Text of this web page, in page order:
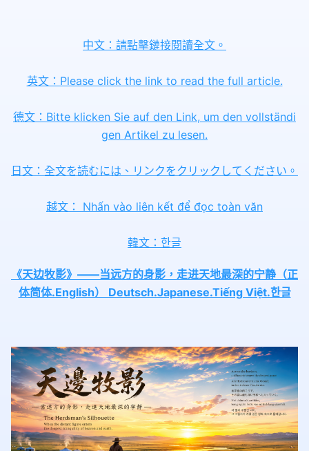
中文：請點擊鏈接閱讀全文。
英文：Please click the link to read the full article.
德文：Bitte klicken Sie auf den Link, um den vollständi
gen Artikel zu lesen.
日文：全文を読むには、リンクをクリックしてください。
越文： Nhấn vào liên kết để đọc toàn văn
韓文：한글
《天边牧影》——当远方的身影，走进天地最深的宁静（正
体简体.English） Deutsch.Japanese.Tiếng Việt.한글